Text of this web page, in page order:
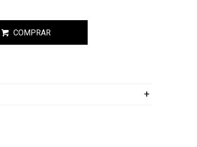
COMPRAR